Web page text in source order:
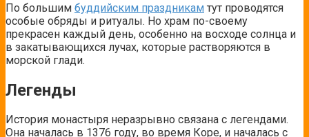
По большим буддийским праздникам тут проводятся
особые обряды и ритуалы. Но храм по-своему
прекрасен каждый день, особенно на восходе солнца и
в закатывающихся лучах, которые растворяются в
морской глади.
Легенды
История монастыря неразрывно связана с легендами.
Она началась в 1376 году, во время Коре, и началась с